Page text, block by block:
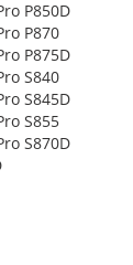
P850D
P870
P875D
S840
S845D
S855
S870D